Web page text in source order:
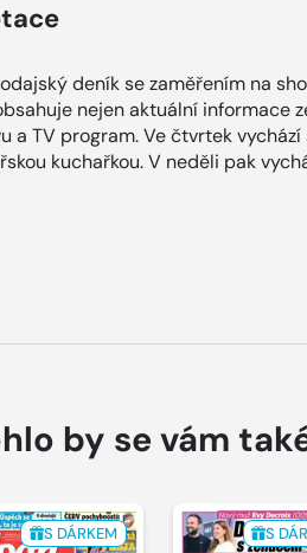
deník se zaměřením na
nejen aktuální informace
a TV program. Ve čtvrtek
kuchařkou. V neděli pak
by se vám
S DÁRKEM S